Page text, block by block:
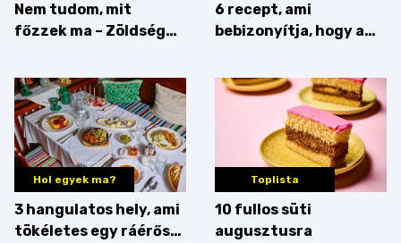
Nem tudom, mit
főzzek ma – Zöldség
6 recept, ami
bebizonyítja, hogy a
zseniális
Hol egyek ma?
3 hangulatos hely, ami
tökéletes egy ráérős
Toplista
10 fullos süti
augusztusra